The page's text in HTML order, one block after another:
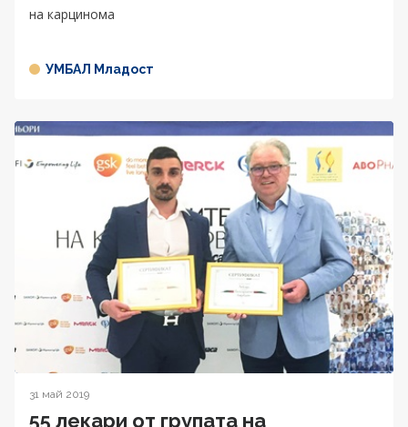
на карцинома
УМБАЛ Младост
31 май 2019
55 лекари от групата на